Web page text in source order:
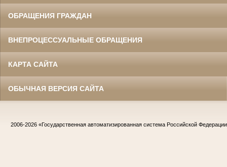
ОБРАЩЕНИЯ ГРАЖДАН
ВНЕПРОЦЕССУАЛЬНЫЕ ОБРАЩЕНИЯ
КАРТА САЙТА
ОБЫЧНАЯ ВЕРСИЯ САЙТА
2006-2026 «Государственная автоматизированная система Российской